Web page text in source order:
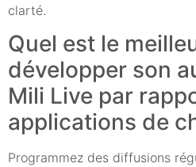
clarté.
Quel est le
développer son
Mili Live par
applications de
Programmez des diffusions